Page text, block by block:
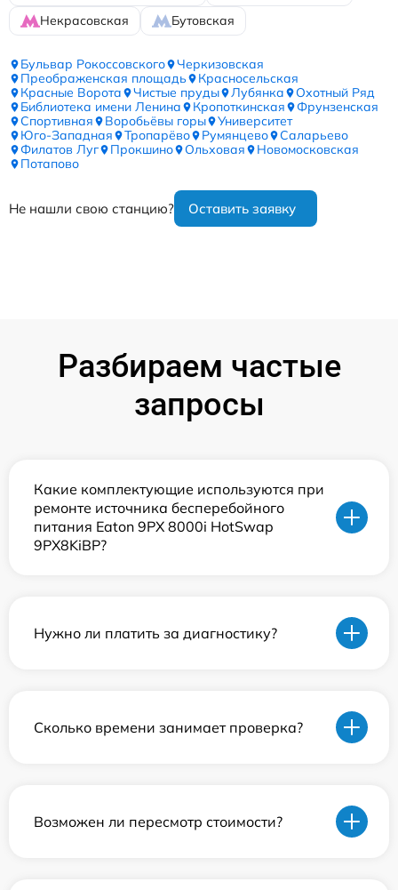
Некрасовская
Бутовская
Бульвар Рокоссовского
Черкизовская
Преображенская площадь
Красносельская
Красные Ворота
Чистые пруды Лубянка
Охотный Ряд
Библиотека имени Ленина
Кропоткинская
Фрунзенская
Спортивная
Воробьёвы горы
Университет
Юго-Западная
Тропарёво Румянцево
Саларьево
Филатов Луг
Прокшино Ольховая
Новомосковская
Потапово
Не нашли свою станцию? Оставить заявку
Разбираем частые
запросы
Какие комплектующие используются при
ремонте источника бесперебойного
питания Eaton 9PX 8000i HotSwap
9PX8KiBP?
Нужно ли платить за диагностику?
Сколько времени занимает проверка?
Возможен ли пересмотр стоимости?